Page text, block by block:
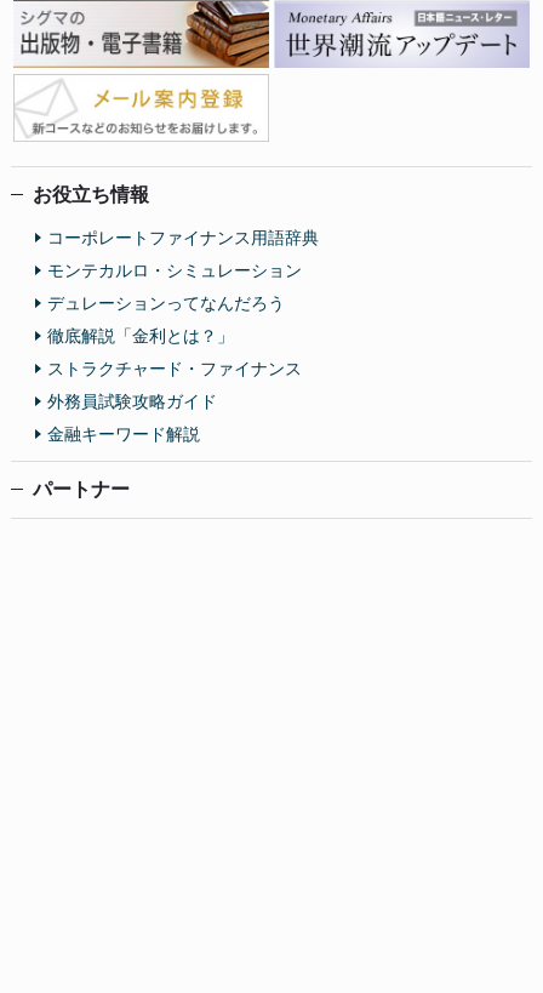
お役立ち情報
コーポレートファイナンス用語辞典
モンテカルロ・シミュレーション
デュレーションってなんだろう
徹底解説「金利とは？」
ストラクチャード・ファイナンス
外務員試験攻略ガイド
金融キーワード解説
パートナー